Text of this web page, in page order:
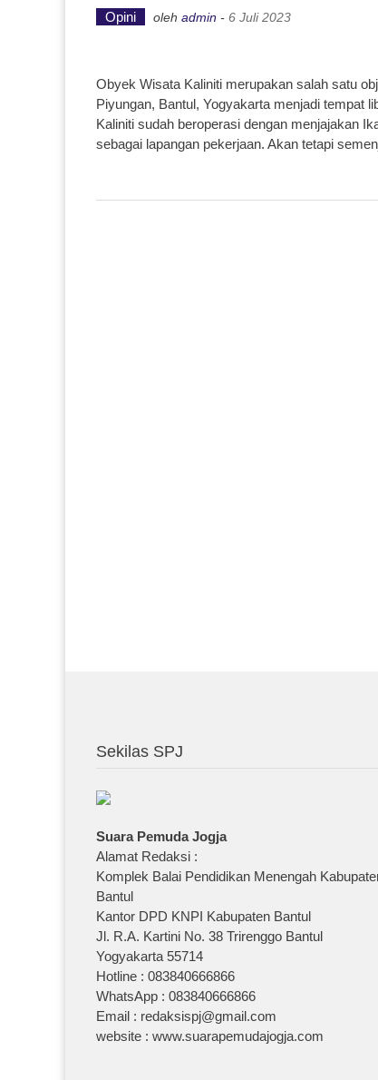
Opini oleh admin - 6 Juli 2023
Obyek Wisata Kaliniti merupakan salah satu
Piyungan, Bantul, Yogyakarta menjadi tempat
Kaliniti sudah beroperasi dengan menjajakan
sebagai lapangan pekerjaan. Akan tetapi
Sekilas SPJ
Suara Pemuda Jogja
Alamat Redaksi :
Komplek Balai Pendidikan Menengah
Bantul
Kantor DPD KNPI Kabupaten Bantul
Jl. R.A. Kartini No. 38 Trirenggo Bantul
Yogyakarta 55714
Hotline : 083840666866
WhatsApp : 083840666866
Email : redaksispj@gmail.com
website : www.suarapemudajogja.com